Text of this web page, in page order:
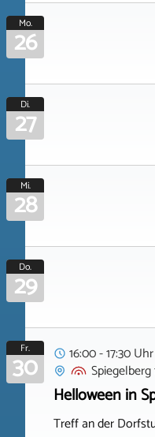
Mo.
26
Di.
27
Mi.
28
Do.
29
Fr.
30
16:00 - 17:30 Uhr
Spiegelberg
Helloween in
Treff an der